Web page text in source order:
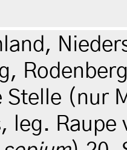
Stelle (nur
leg. Raupe